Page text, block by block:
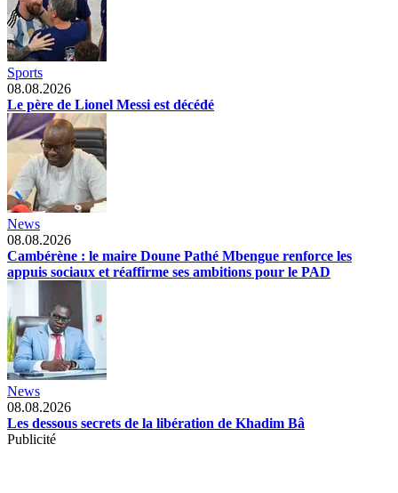
Sports
08.08.2026
Le père de Lionel Messi est décédé
News
08.08.2026
Cambérène : le maire Doune Pathé Mbengue renforce les
appuis sociaux et réaffirme ses ambitions pour le PAD
News
08.08.2026
Les dessous secrets de la libération de Khadim Bâ
Publicité